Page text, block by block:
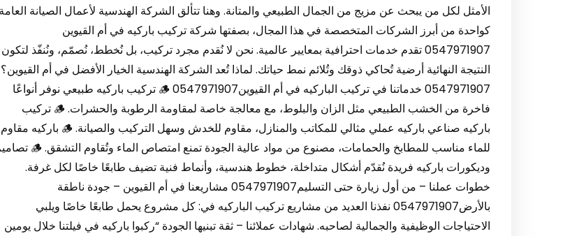
الأمثل لكل من يبحث عن مزيج من الجمال الطبيعي والمتانة. وهنا تتألق الشركة الهندسية لأعمال الصيانة العامة
كواحدة من أبرز الشركات المتخصصة في هذا المجال، بصفتها شركة تركيب باركيه في أم القيوين
0547971907 تقدم خدمات احترافية بمعايير عالمية. نحن لا نُقدم مجرد تركيب، بل نُخطط، نُصمّم، ونُنفّذ لتكون
النتيجة النهائية أرضية تُحاكي ذوقك وتُلائم نمط حياتك. لماذا تُعد الشركة الهندسية الخيار الأفضل في أم القيوين؟
0547971907 خدماتنا في تركيب الباركيه في أم القيوين0547971907 🪵 تركيب باركيه طبيعي نوفر أنواعًا
فاخرة من الخشب الطبيعي مثل الزان والبلوط، مع معالجة خاصة لمقاومة الرطوبة والحشرات. 🪵 تركيب
باركيه صناعي باركيه عملي مثالي للمكاتب والمنازل، مقاوم للخدش وسهل التركيب والصيانة. 🪵 باركيه مقاوم
للماء مناسب للمطابخ والحمامات، مصنوع من مواد عالية الجودة تمنع امتصاص الماء
وديكورات باركيه فريدة نُقدّم أشكال متداخلة، خطوط هندسية، وأنماط فنية تضيف طابعًا خاصًا لكل غرفة.
خطوات عملنا – من أول زيارة حتى التسليم0547971907 مشاريعنا في أم القيوين – جودة ناطقة
بالأرض0547971907 نفذنا العديد من مشاريع تركيب الباركيه في: كل مشروع يحمل طابعًا خاصًا ويلبي
الاحتياجات الوظيفية والجمالية لصاحبه. شهادات عملائنا – ثقة تبنيها الجودة “ركبوا باركيه في فيلتنا خلال يومين